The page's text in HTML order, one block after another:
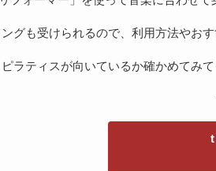
グも受けられるので、利用方法やお
ラティスが向いているか確かめてみて